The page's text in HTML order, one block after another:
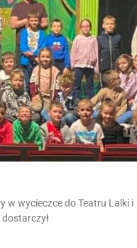
w wycieczce do Teatru Lalki i